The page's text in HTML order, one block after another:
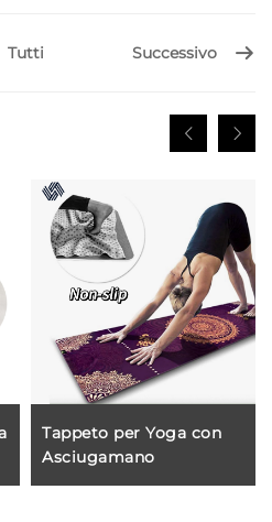
Tutti Successivo
Tappeto per Yoga con
Asciugamano